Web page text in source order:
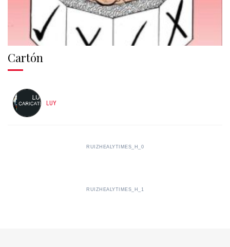
Cartón
LUY
RUIZHEALYTIMES_H_0
RUIZHEALYTIMES_H_1